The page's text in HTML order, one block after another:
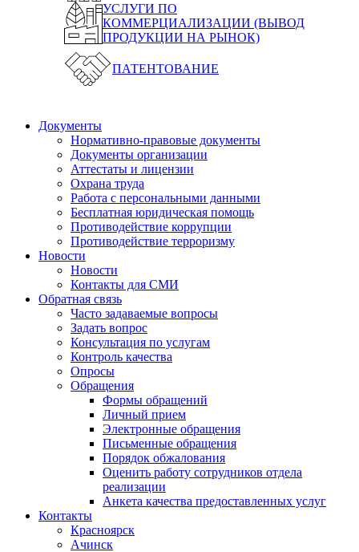
УСЛУГИ ПО
КОММЕРЦИАЛИЗАЦИИ (ВЫВОД
ПРОДУКЦИИ НА РЫНОК)
ПАТЕНТОВАНИЕ
Документы
Нормативно-правовые документы
Документы организации
Аттестаты и лицензии
Охрана труда
Работа с персональными данными
Бесплатная юридическая помощь
Противодействие коррупции
Противодействие терроризму
Новости
Новости
Контакты для СМИ
Обратная связь
Часто задаваемые вопросы
Задать вопрос
Консультация по услугам
Контроль качества
Опросы
Обращения
Формы обращений
Личный прием
Электронные обращения
Письменные обращения
Порядок обжалования
Оценить работу сотрудников отдела
реализации
Анкета качества предоставленных услуг
Контакты
Красноярск
Ачинск